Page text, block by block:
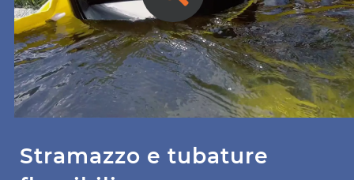
Stramazzo e tubature